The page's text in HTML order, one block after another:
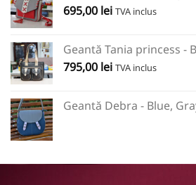
695,00 lei TVA inclus
Geantă Tania princess -
795,00 lei TVA inclus
Geantă Debra - Blue,